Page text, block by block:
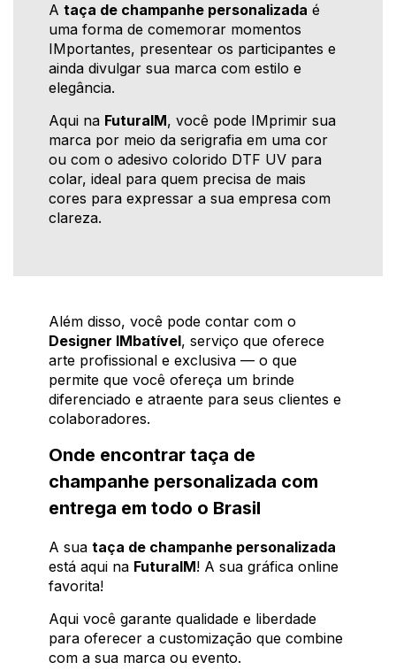
A taça de champanhe personalizada é
uma forma de comemorar momentos
IMportantes, presentear os participantes e
ainda divulgar sua marca com estilo e
elegância.
Aqui na FuturaIM, você pode IMprimir sua
marca por meio da serigrafia em uma cor
ou com o adesivo colorido DTF UV para
colar, ideal para quem precisa de mais
cores para expressar a sua empresa com
clareza.
Além disso, você pode contar com o
Designer IMbatível, serviço que oferece
arte profissional e exclusiva — o que
permite que você ofereça um brinde
diferenciado e atraente para seus clientes e
colaboradores.
Onde encontrar taça de
champanhe personalizada com
entrega em todo o Brasil
A sua taça de champanhe personalizada
está aqui na FuturaIM! A sua gráfica online
favorita!
Aqui você garante qualidade e liberdade
para oferecer a customização que combine
com a sua marca ou evento.